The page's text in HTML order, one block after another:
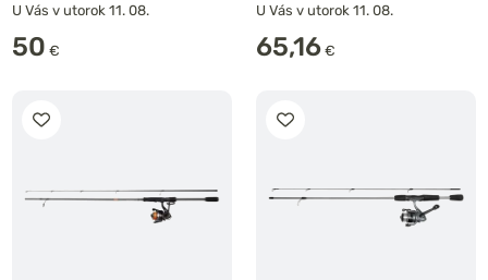
U Vás v utorok 11. 08.
50 €
U Vás v utorok 11. 08.
65,16 €